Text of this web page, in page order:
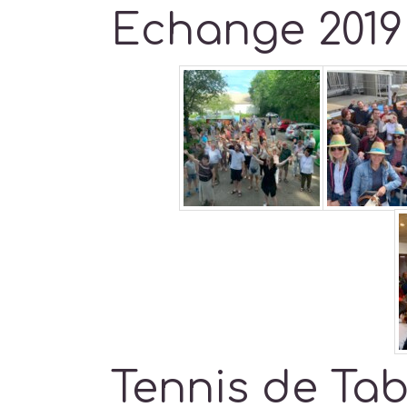
Echange 2019
Tennis de
Tennis